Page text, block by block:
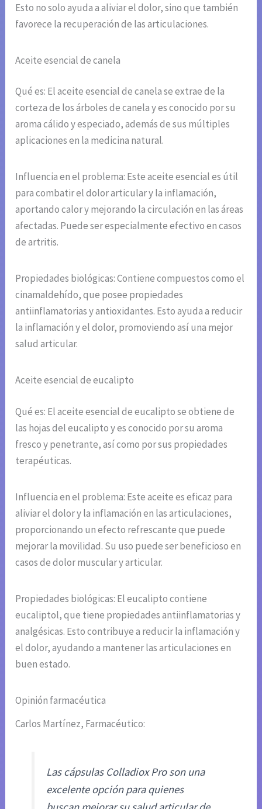
Esto no solo ayuda a aliviar el dolor, sino que también
favorece la recuperación de las articulaciones.
Aceite esencial de canela
Qué es: El aceite esencial de canela se extrae de la
corteza de los árboles de canela y es conocido por su
aroma cálido y especiado, además de sus múltiples
aplicaciones en la medicina natural.
Influencia en el problema: Este aceite esencial es útil
para combatir el dolor articular y la inflamación,
aportando calor y mejorando la circulación en las áreas
afectadas. Puede ser especialmente efectivo en casos
de artritis.
Propiedades biológicas: Contiene compuestos como el
cinamaldehído, que posee propiedades
antiinflamatorias y antioxidantes. Esto ayuda a reducir
la inflamación y el dolor, promoviendo así una mejor
salud articular.
Aceite esencial de eucalipto
Qué es: El aceite esencial de eucalipto se obtiene de
las hojas del eucalipto y es conocido por su aroma
fresco y penetrante, así como por sus propiedades
terapéuticas.
Influencia en el problema: Este aceite es eficaz para
aliviar el dolor y la inflamación en las articulaciones,
proporcionando un efecto refrescante que puede
mejorar la movilidad. Su uso puede ser beneficioso en
casos de dolor muscular y articular.
Propiedades biológicas: El eucalipto contiene
eucaliptol, que tiene propiedades antiinflamatorias y
analgésicas. Esto contribuye a reducir la inflamación y
el dolor, ayudando a mantener las articulaciones en
buen estado.
Opinión farmacéutica
Carlos Martínez, Farmacéutico:
Las cápsulas Colladiox Pro son una
excelente opción para quienes